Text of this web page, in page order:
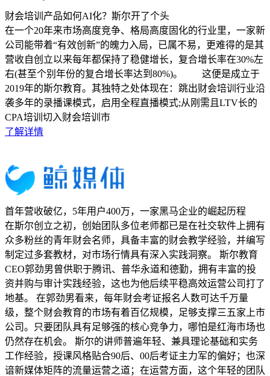
财会培训产品如何AI化？斯尔开了个头
在一个20年来市场高度竞争、格局高度固化的行业里，一家新
公司能带着“有效创新”的魄力入局，已属不易，更难得的是其
营收自创立以来每年都保持了稳健增长，复合增长率在30%左
右(甚至个别年份的复合增长率达到80%)。 这便是成立于
2019年的斯尔教育。其独特之处体现在：跳出财会培训行业沿
袭多年的录播课模式，启用全程直播模式;从刚需且LTV长的
CPA培训切入财会培训市
了解详情
首年营收破亿，5年用户400万，一家黑马企业的崛起历程
在斯尔创立之初，创始团队多位老师都已是在社交软件上拥有
众多粉丝的青年财会名师，具备丰富的财会教学经验，并编写
制定过多套教材，对市场行情具有深入实践洞察。 斯尔教育
CEO郭劲男曾供职于腾讯、普华永道和德勤，拥有丰富的投
资并购与审计实践经验，这也为他后续平稳高效运营公司打了
地基。 在郭劲男看来，每年财会考证报名人数可达千万量
级，整个财会教育的市场有着百亿规模，足够支撑三五家上市
公司。只要团队具有足够强的核心竞争力，哪怕是红海市场也
仍然存在机会。 斯尔的讲师普遍年轻、兼具理论基础和实务
工作经验，授课风格贴合90后、00后考证主力军的偏好；也深
谙新媒体矩阵的流量运营之道；在运营方面，这个年轻的团队